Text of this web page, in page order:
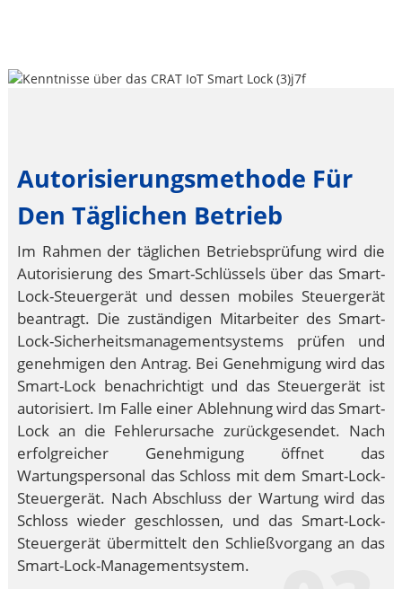
Autorisierungsmethode Für
Den Täglichen Betrieb
Im Rahmen der täglichen Betriebsprüfung wird die
Autorisierung des Smart-Schlüssels über das Smart-
Lock-Steuergerät und dessen mobiles Steuergerät
beantragt. Die zuständigen Mitarbeiter des Smart-
Lock-Sicherheitsmanagementsystems prüfen und
genehmigen den Antrag. Bei Genehmigung wird das
Smart-Lock benachrichtigt und das Steuergerät ist
autorisiert. Im Falle einer Ablehnung wird das Smart-
Lock an die Fehlerursache zurückgesendet. Nach
erfolgreicher Genehmigung öffnet das
Wartungspersonal das Schloss mit dem Smart-Lock-
Steuergerät. Nach Abschluss der Wartung wird das
Schloss wieder geschlossen, und das Smart-Lock-
Steuergerät übermittelt den Schließvorgang an das
Smart-Lock-Managementsystem.